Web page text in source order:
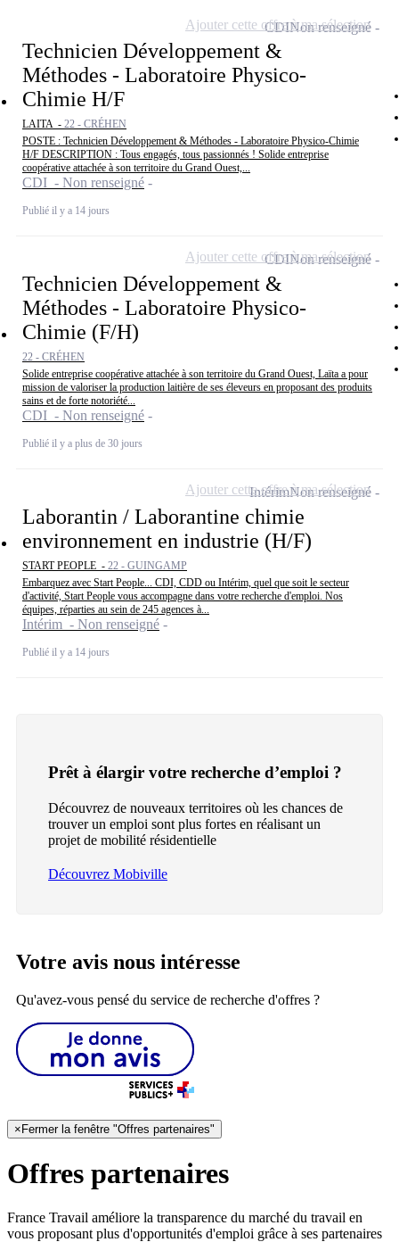
Technicien Développement &
Méthodes - Laboratoire Physico-
Chimie H/F
LAITA - 22 - CRÉHEN
POSTE : Technicien Développement & Méthodes - Laboratoire Physico-Chimie
H/F DESCRIPTION : Tous engagés, tous passionnés ! Solide entreprise
coopérative attachée à son territoire du Grand Ouest,...
CDI - Non renseigné
Publié il y a 14 jours
CDINon renseigné
Ajouter cette offre à ma sélection
Technicien Développement &
Méthodes - Laboratoire Physico-
Chimie (F/H)
22 - CRÉHEN
Solide entreprise coopérative attachée à son territoire du Grand Ouest, Laïta a pour
mission de valoriser la production laitière de ses éleveurs en proposant des produits
sains et de forte notoriété...
CDI - Non renseigné
Publié il y a plus de 30 jours
CDINon renseigné
Ajouter cette offre à ma sélection
Laborantin / Laborantine chimie
environnement en industrie (H/F)
START PEOPLE - 22 - GUINGAMP
Embarquez avec Start People... CDI, CDD ou Intérim, quel que soit le secteur
d'activité, Start People vous accompagne dans votre recherche d'emploi. Nos
équipes, réparties au sein de 245 agences à...
Intérim - Non renseigné
Publié il y a 14 jours
IntérimNon renseigné
Ajouter cette offre à ma sélection
Prêt à élargir votre recherche d’emploi ?
Découvrez de nouveaux territoires où les chances de
trouver un emploi sont plus fortes en réalisant un
projet de mobilité résidentielle
Découvrez Mobiville
Votre avis nous intéresse
Qu'avez-vous pensé du service de recherche d'offres ?
× Fermer la fenêtre "Offres partenaires"
Offres partenaires
France Travail améliore la transparence du marché du travail en
vous proposant plus d'opportunités d'emploi grâce à ses partenaires